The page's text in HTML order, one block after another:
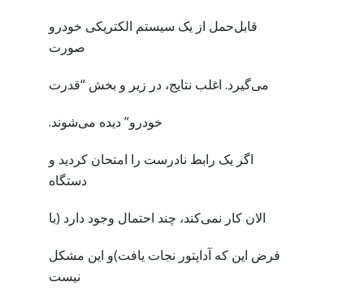
قابل‌حمل از یک سیستم الکتریکی خودرو
صورت
می‌گیرد. اغلب نتایج، در زیر و بخش “قدرت
خودرو” دیده می‌شوند.
اگر یک رابط نادرست را امتحان کردید و
دستگاه
الان کار نمی‌کند، چند احتمال وجود دارد (با
فرض این که آداپتور نجات یافت)و این مشکل
نیست